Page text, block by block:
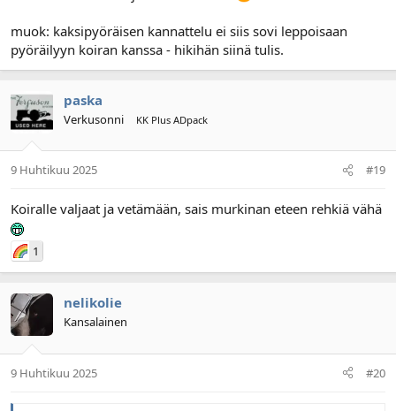
muok: kaksipyöräisen kannattelu ei siis sovi leppoisaan
pyöräilyyn koiran kanssa - hikihän siinä tulis.
paska
Verkusonni KK Plus ADpack
9 Huhtikuu 2025 #19
Koiralle valjaat ja vetämään, sais murkinan eteen rehkiä vähä
1
nelikolie
Kansalainen
9 Huhtikuu 2025 #20